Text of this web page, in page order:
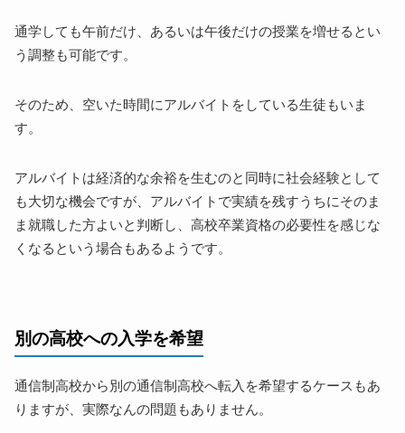
通学しても午前だけ、あるいは午後だけの授業を増せるとい
う調整も可能です。
そのため、空いた時間にアルバイトをしている生徒もいま
す。
アルバイトは経済的な余裕を生むのと同時に社会経験として
も大切な機会ですが、アルバイトで実績を残すうちにそのま
ま就職した方よいと判断し、高校卒業資格の必要性を感じな
くなるという場合もあるようです。
別の高校への入学を希望
通信制高校から別の通信制高校へ転入を希望するケースもあ
りますが、実際なんの問題もありません。